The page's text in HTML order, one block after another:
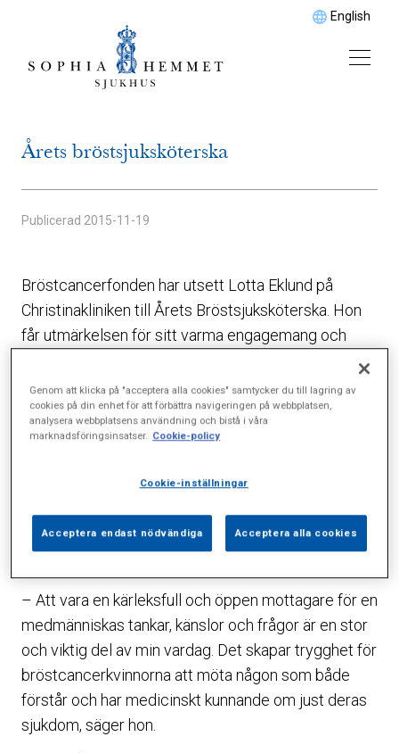
English
Årets bröstsjuksköterska
Publicerad 2015-11-19
Bröstcancerfonden har utsett Lotta Eklund på
Christinakliniken till Årets Bröstsjuksköterska. Hon
får utmärkelsen för sitt varma engagemang och
Motiveringen lyder: ”Lotta är trygg, stabil och
empatisk och ser till patientens individuella behov.
Lotta Eklund är glad och stolt – och väldigt
– Att vara en kärleksfull och öppen mottagare för en
medmänniskas tankar, känslor och frågor är en stor
och viktig del av min vardag. Det skapar trygghet för
bröstcancerkvinnorna att möta någon som både
förstår och har medicinskt kunnande om just deras
sjukdom, säger hon.
Genom att klicka på "acceptera alla cookies" samtycker du till lagring av
cookies på din enhet för att förbättra navigeringen på webbplatsen,
analysera webbplatsens användning och bistå i våra
marknadsföringsinsatser. Cookie-policy
Cookie-inställningar
Acceptera endast nödvändiga Acceptera alla cookies